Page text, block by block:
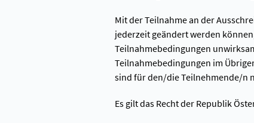
Mit der Teilnahme an der
jederzeit geändert werden
Teilnahmebedingungen
Teilnahmebedingungen im
sind für den/die Teilnehmende/n
Es gilt das Recht der Republik